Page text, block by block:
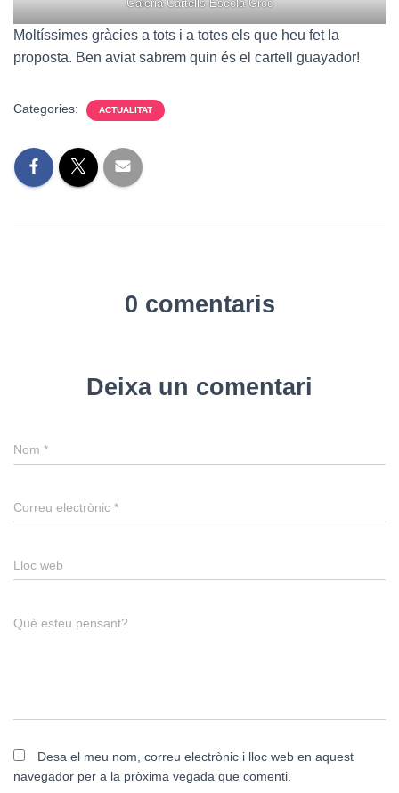
Galeria Cartells Escola Groc
Moltíssimes gràcies a tots i a totes els que heu fet la
proposta. Ben aviat sabrem quin és el cartell guayador!
Categories: ACTUALITAT
0 comentaris
Deixa un comentari
Nom *
Correu electrònic *
Lloc web
Què esteu pensant?
Desa el meu nom, correu electrònic i lloc web en aquest
navegador per a la pròxima vegada que comenti.